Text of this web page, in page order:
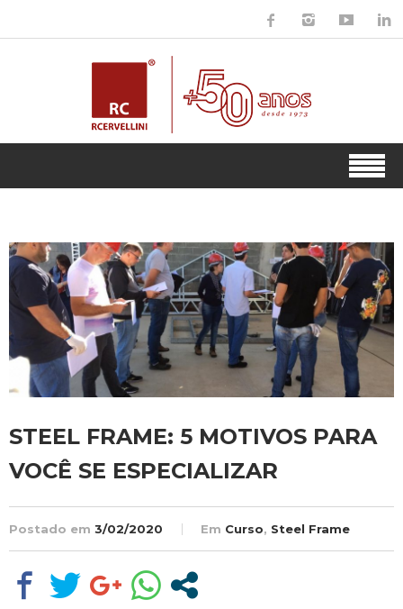
STEEL FRAME: 5 MOTIVOS PARA
VOCÊ SE ESPECIALIZAR
Postado em 3/02/2020 Em Curso, Steel Frame